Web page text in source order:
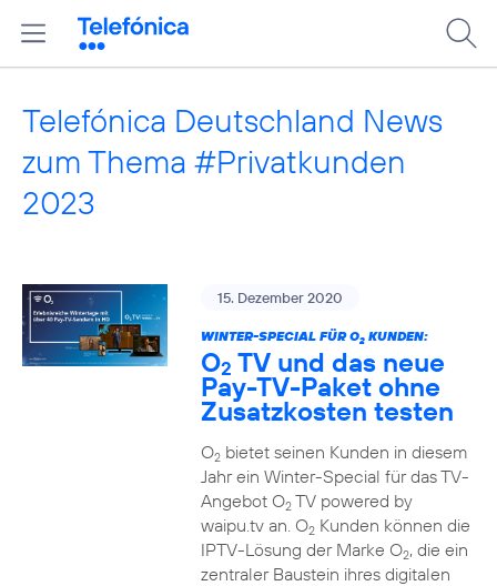
Telefónica Deutschland News
zum Thema #Privatkunden
2023
15. Dezember 2020
WINTER-SPECIAL FÜR O2KUNDEN:
O2 TV und das neue
Pay-TV-Paket ohne
Zusatzkosten testen
O2bietet seinen Kunden in diesem
Jahr ein Winter-Special für das TV-
Angebot O2TV powered by
waipu.tv an. O2Kunden können die
IPTV-Lösung der Marke O2, die ein
zentraler Baustein ihres digitalen